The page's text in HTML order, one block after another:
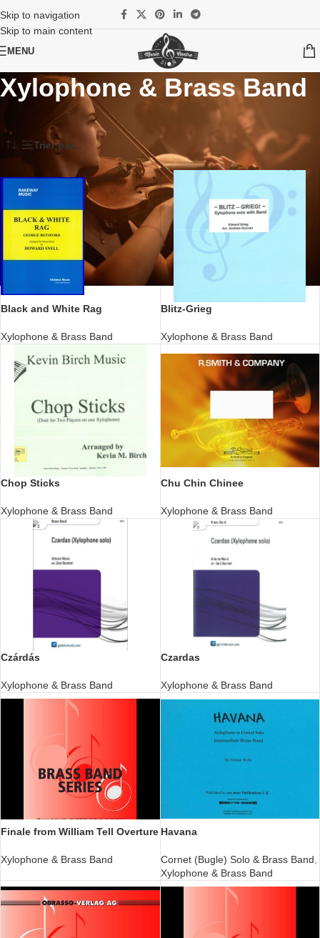
Skip to navigation
Skip to main content
MENU
Xylophone & Brass Band
Partitions Brass Band Solistes & Brass Band
Xylophone & Brass Band
Trier par...
Black and White Rag
Xylophone & Brass Band
Blitz-Grieg
Xylophone & Brass Band
Chop Sticks
Xylophone & Brass Band
Chu Chin Chinee
Xylophone & Brass Band
Czárdás
Xylophone & Brass Band
Czardas
Xylophone & Brass Band
Finale from William Tell Overture
Xylophone & Brass Band
Havana
Cornet (Bugle) Solo & Brass Band
Xylophone & Brass Band